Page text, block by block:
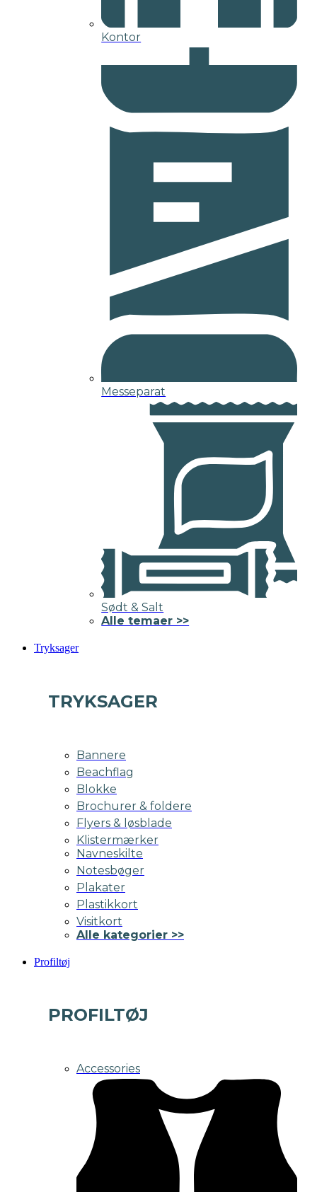
Kontor
Messeparat
Sødt & Salt
Alle temaer >>
Tryksager
TRYKSAGER
Bannere
Beachflag
Blokke
Brochurer & foldere
Flyers & løsblade
Klistermærker
Navneskilte
Notesbøger
Plakater
Plastikkort
Visitkort
Alle kategorier >>
Profiltøj
PROFILTØJ
Accessories